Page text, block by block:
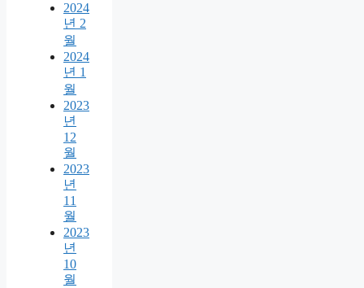
2024
년 2
월
2024
년 1
월
2023
년
12
월
2023
년
11
월
2023
년
10
월